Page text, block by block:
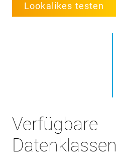
Lookalikes testen
Verfügbare
Datenklassen